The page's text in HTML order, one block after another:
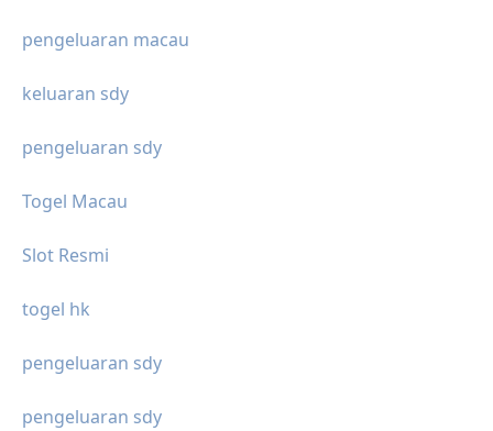
pengeluaran macau
keluaran sdy
pengeluaran sdy
Togel Macau
Slot Resmi
togel hk
pengeluaran sdy
pengeluaran sdy